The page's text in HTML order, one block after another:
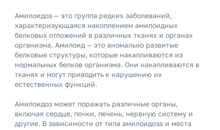
Амилоидоз — это группа редких заболеваний,
характеризующаяся накоплением амилоидных
белковых отложений в различных тканях и органах
организма. Амилоид — это аномально развитые
белковые структуры, которые накапливаются из
нормальных белков организма. Они накапливаются в
тканях и могут приводить к нарушению их
естественных функций.
Амилоидоз может поражать различные органы,
включая сердце, почки, печень, нервную систему и
другие. В зависимости от типа амилоидоза и места